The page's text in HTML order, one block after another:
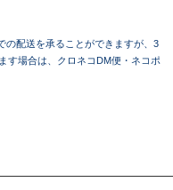
の配送を承ることができますが、3
す場合は、クロネコDM便・ネコポ